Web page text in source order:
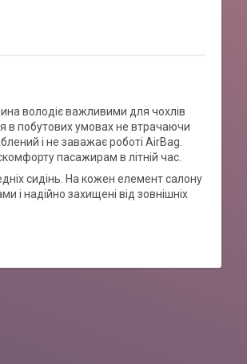
володіє важливими для чохлів
в побутових умовах не втрачаючи
і не заважає роботі AirBag.
пасажирам в літній час.
сидінь. На кожен елемент салону
і надійно захищені від зовнішніх